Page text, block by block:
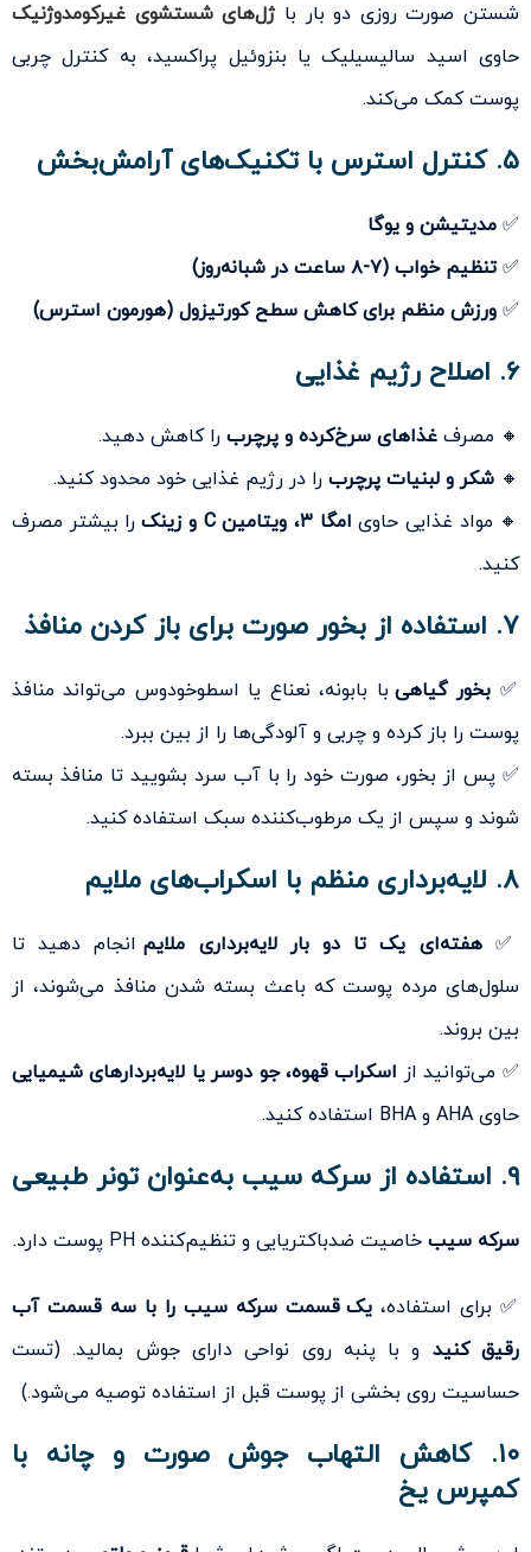
شستن صورت روزی دو بار باژل‌های شستشوی غیرکومدوژنیک
حاوی اسید سالیسیلیک یا بنزوئیل پراکسید، به کنترل چربی
پوست کمک می‌کند.
۵. کنترل استرس با تکنیک‌های آرامش‌بخش
✅ مدیتیشن و یوگا
✅تنظیم خواب (۷-۸ ساعت در شبانه‌روز)
✅ ورزش منظم برای کاهش سطح کورتیزول (هورمون استرس)
۶. اصلاح رژیم غذایی
🔸 مصرف غذاهای سرخ‌کرده و پرچرب را کاهش دهید.
🔸 شکر و لبنیات پرچرب را در رژیم غذایی خود محدود کنید.
🔸 مواد غذایی حاوی امگا ۳، ویتامین C و زینک
را بیشتر مصرف
کنید.
۷. استفاده از بخور صورت برای باز کردن منافذ
✅ بخور گیاهی با بابونه، نعناع یا اسطوخودوس می‌تواند منافذ
پوست را باز کرده و چربی و آلودگی‌ها را از بین ببرد.
✅ پس از بخور، صورت خود را با آب سرد بشویید تا منافذ بسته
شوند و سپس از یک مرطوب‌کننده سبک استفاده کنید.
۸. لایه‌برداری منظم با اسکراب‌های ملایم
✅هفته‌ای یک تا دو بار لایه‌برداری ملایم انجام دهید تا
سلول‌های مرده پوست که باعث بسته شدن منافذ می‌شوند، از
بین بروند.
✅ می‌توانید از اسکراب قهوه، جو دوسر یا لایه‌بردارهای شیمیایی
حاوی AHA و BHA استفاده کنید.
۹. استفاده از سرکه سیب به‌عنوان تونر طبیعی
سرکه سیب خاصیت ضدباکتریایی و تنظیم‌کننده PH پوست دارد.
✅ برای استفاده، یک قسمت سرکه سیب را با سه قسمت آب
رقیق کنید و با پنبه روی نواحی دارای جوش بمالید. (تست
حساسیت روی بخشی از پوست قبل از استفاده توصیه می‌شود.)
۱۰. کاهش التهاب جوش صورت و چانه با
کمپرس یخ